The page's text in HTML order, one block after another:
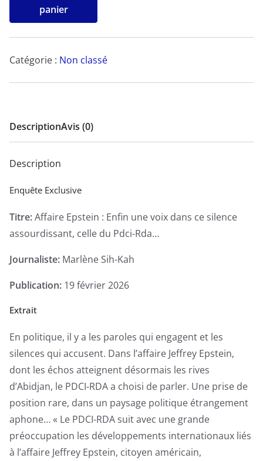
Affaire
Epstein :
Enfin
voix
silence
celle
du
Rda…
-
Exclusive
panier
Catégorie : Non classé
DescriptionAvis (0)
Description
Enquête Exclusive
Titre:Affaire Epstein : Enfin une voix dans ce silence
assourdissant, celle du Pdci-Rda…
Journaliste: Marlène Sih-Kah
Publication: 19 février 2026
Extrait
En politique, il y a les paroles qui engagent et les
silences qui accusent. Dans l’affaire Jeffrey Epstein,
dont les échos atteignent désormais les rives
d’Abidjan, le PDCI-RDA a choisi de parler. Une prise de
position rare, dans un paysage politique étrangement
aphone… « Le PDCI-RDA suit avec une grande
préoccupation les développements internationaux liés
à l’affaire Jeffrey Epstein, citoyen américain,